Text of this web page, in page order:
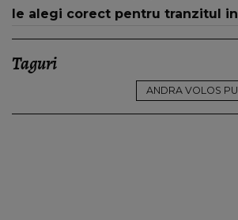
le alegi corect pentru tranzitul
Taguri
ANDRA VOLOS